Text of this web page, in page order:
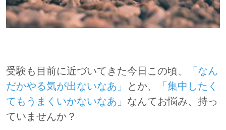
受験も目前に近づいてきた今日この頃、
「なん
だかやる気が出ないなあ」
とか、
「集中したく
てもうまくいかないなあ」 なんてお悩み、持っ
ていませんか？